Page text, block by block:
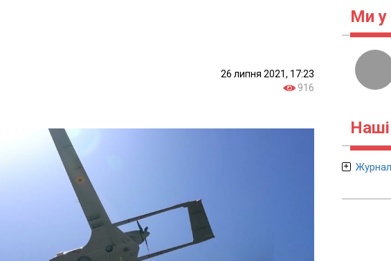
26 липня 2021, 17:23
916
Ми у